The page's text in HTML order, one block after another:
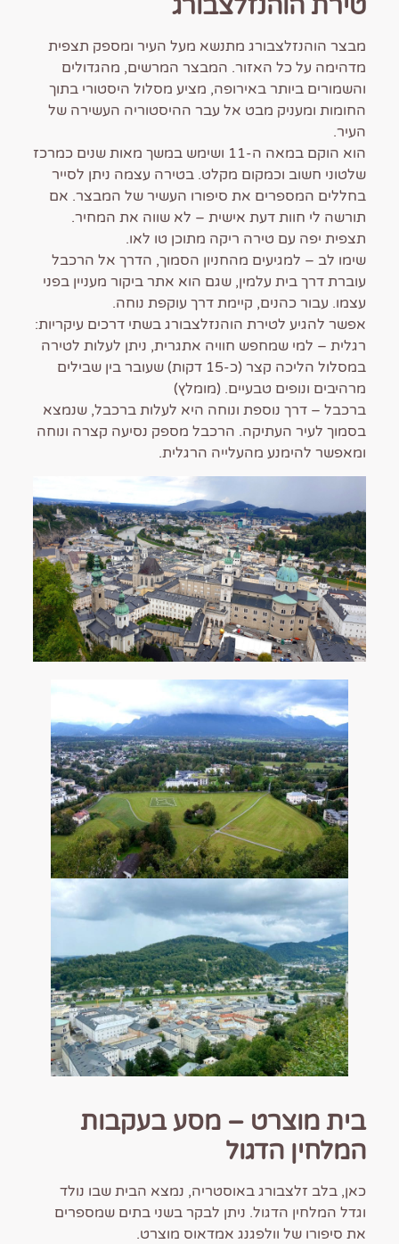
טירת הוהנזלצבורג
מבצר הוהנזלצבורג מתנשא מעל העיר ומספק תצפית
מדהימה על כל האזור. המבצר המרשים, מהגדולים
והשמורים ביותר באירופה, מציע מסלול היסטורי בתוך
החומות ומעניק מבט אל עבר ההיסטוריה העשירה של
העיר.
הוא הוקם במאה ה-11 ושימש במשך מאות שנים כמרכז
שלטוני חשוב וכמקום מקלט. בטירה עצמה ניתן לסייר
בחללים המספרים את סיפורו העשיר של המבצר. אם
תורשה לי חוות דעת אישית – לא שווה את המחיר.
תצפית יפה עם טירה ריקה מתוכן טו לאו.
שימו לב – למגיעים מהחניון הסמוך, הדרך אל הרכבל
עוברת דרך בית עלמין, שגם הוא אתר ביקור מעניין בפני
עצמו. עבור כהנים, קיימת דרך עוקפת נוחה.
אפשר להגיע לטירת הוהנזלצבורג בשתי דרכים עיקריות:
רגלית – למי שמחפש חוויה אתגרית, ניתן לעלות לטירה
במסלול הליכה קצר (כ-15 דקות) שעובר בין שבילים
מרהיבים ונופים טבעיים. (מומלץ)
ברכבל – דרך נוספת ונוחה היא לעלות ברכבל, שנמצא
בסמוך לעיר העתיקה. הרכבל מספק נסיעה קצרה ונוחה
ומאפשר להימנע מהעלייה הרגלית.
בית מוצרט – מסע בעקבות
המלחין הדגול
כאן, בלב זלצבורג באוסטריה, נמצא הבית שבו נולד
וגדל המלחין הדגול. ניתן לבקר בשני בתים שמספרים
את סיפורו של וולפגנג אמדאוס מוצרט.